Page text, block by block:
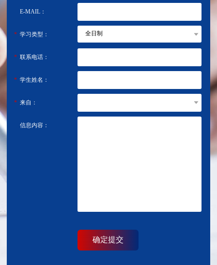
E-MAIL：
学习类型：
联系电话：
学生姓名：
来自：
信息内容：
确定提交